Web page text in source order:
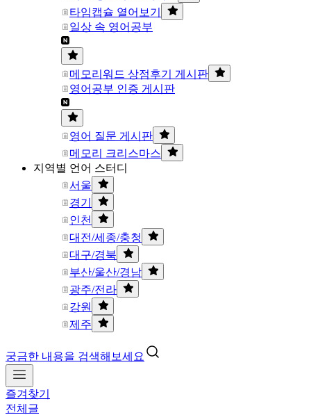
타임캡슐 열어보기
일상 속 영어공부
메모리워드 상점후기 게시판
영어공부 인증 게시판
영어 질문 게시판
메모리 크리스마스
지역별 언어 스터디
서울
경기
인천
대전/세종/충청
대구/경북
부산/울산/경남
광주/전라
강원
제주
궁금한 내용을 검색해보세요
즐겨찾기
전체글